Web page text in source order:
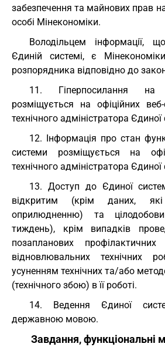
забезпечення та майнових прав
особі Мінекономіки.
Володільцем інформації,
Єдиній системі, є
розпорядника відповідно до
11. Гіперпосилання
розміщується на офіційних
технічного адміністратора Єдиної
12. Інформація про стан
системи розміщується на
технічного адміністратора Єдиної
13. Доступ до Єдиної
відкритим (крім даних,
оприлюдненню) та
тиждень), крім випадків
позапланових
відновлювальних технічних
усуненням технічних та/або
(технічного збою) в її роботі.
14. Ведення Єдиної
державною мовою.
Завдання, функціональні